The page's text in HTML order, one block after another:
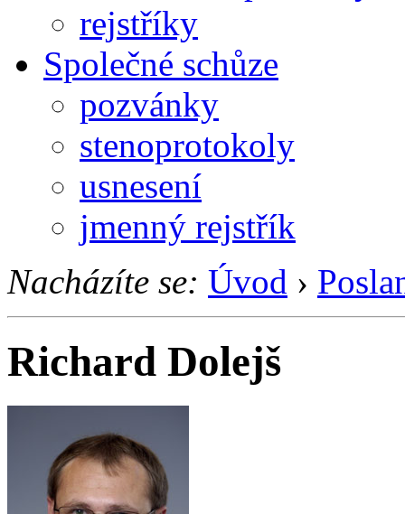
rejstříky
Společné schůze
pozvánky
stenoprotokoly
usnesení
jmenný rejstřík
Nacházíte se: Úvod ›
Richard Dolejš